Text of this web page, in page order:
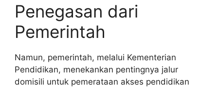
Penegasan dari
Pemerintah
Namun, pemerintah, melalui Kementerian
Pendidikan, menekankan pentingnya jalur
domisili untuk pemerataan akses pendidikan